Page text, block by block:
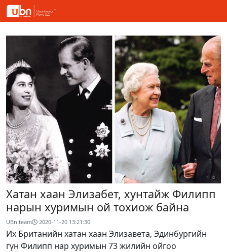
Хатан хаан Элизабет, хунтайж Филипп
нарын хуримын ой тохиож байна
UBn team 2020-11-20 13:21:30
Их Британийн хатан хаан Элизавета, Эдинбургийн
гүн Филипп нар хуримын 73 жилийн ойгоо